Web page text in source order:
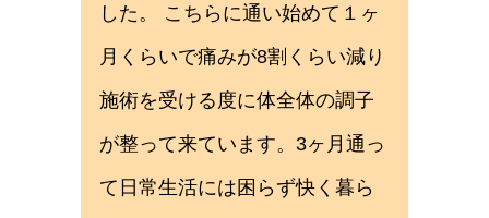
した。 こちらに通い始めて１ヶ
月くらいで痛みが8割くらい減り
施術を受ける度に体全体の調子
が整って来ています。3ヶ月通っ
て日常生活には困らず快く暮ら